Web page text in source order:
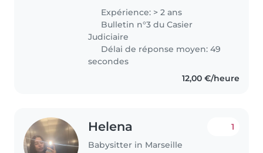
psychomotricité. En avril 2023,
j’ai suivi une formation «
babysitter de confiance » qui
m’a..
Expérience: > 2 ans
Bulletin n°3 du Casier
Judiciaire
Délai de réponse moyen: 49
secondes
12,00 €/heure
Helena
Babysitter in Marseille
1